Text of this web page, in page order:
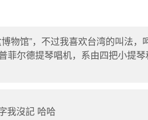
物馆”，不过我喜欢台湾的叫法，
菲尔德提琴唱机，系由四把小提
我沒記 哈哈